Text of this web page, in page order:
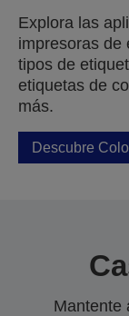
Explora las
impresoras de
tipos de
etiquetas de
más.
Descubre
Mantente